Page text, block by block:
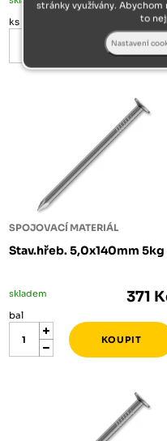
ks
SPOJOVACÍ MATERIÁL
Stav.hřeb. 5,0x140mm 5kg
skladem 371
bal
stránky využívány.
to